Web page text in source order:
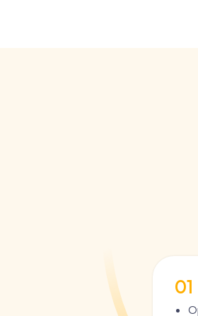
01